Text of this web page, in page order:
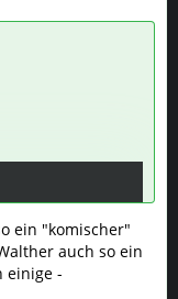
und muß
Großen
ein "komischer"
auch so ein
einige -